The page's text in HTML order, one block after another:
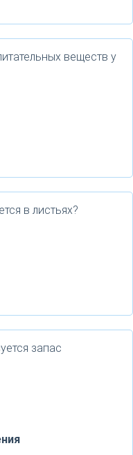
веществ у
в листьях?
запас